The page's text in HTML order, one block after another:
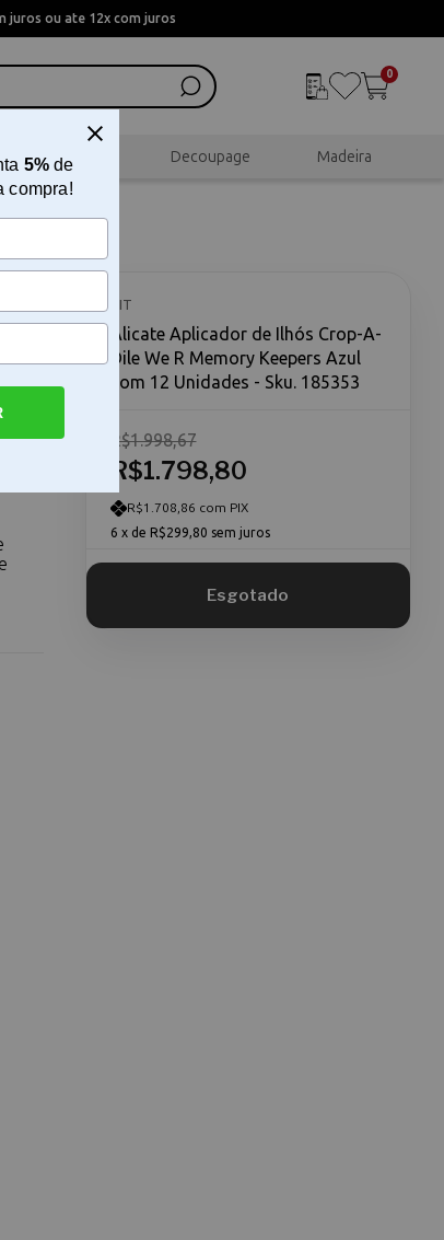
juros ou ate 12x com juros
0
Scrapbook Decoupage Madeira
KIT
Alicate Aplicador de Ilhós Crop-A-
Dile We R Memory Keepers Azul
com 12 Unidades - Sku. 185353
R$1.798,80
R$1.998,67
R$1.708,86 com PIX
6 x de R$299,80 sem juros
5%de
compra!